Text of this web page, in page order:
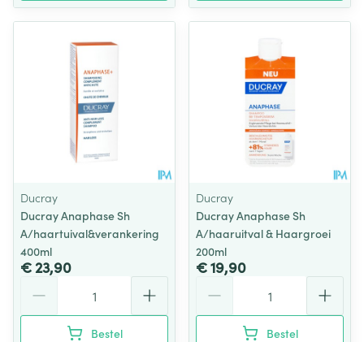
Ducray
Ducray Anaphase Sh
A/haartuival&verankering
400ml
€ 23,90
Bestel
Ducray
Ducray Anaphase Sh
A/haaruitval & Haargroei
200ml
€ 19,90
Bestel